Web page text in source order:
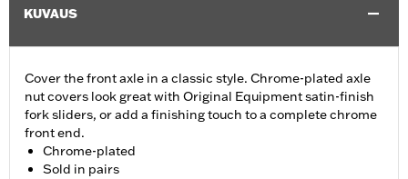
KUVAUS
Cover the front axle in a classic style. Chrome-plated axle
nut covers look great with Original Equipment satin-finish
fork sliders, or add a finishing touch to a complete chrome
front end.
Chrome-plated
Sold in pairs